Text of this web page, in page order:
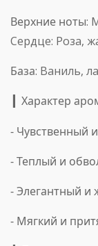
Верхние ноты:
Сердце: Роза,
База: Ваниль,
Характер
- Чувственный
- Теплый и
- Элегантный и
- Мягкий и